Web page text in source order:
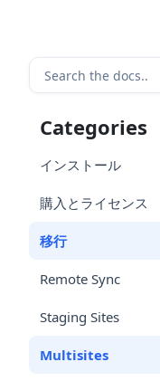
Categories
インストール
購入とライセンス
移行
Remote Sync
Staging Sites
Multisites